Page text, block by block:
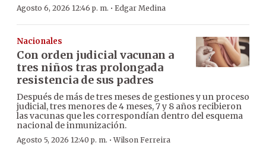
Agosto 6, 2026 12:46 p. m. · Edgar Medina
Nacionales
Con orden judicial vacunan a
tres niños tras prolongada
resistencia de sus padres
Después de más de tres meses de gestiones y un proceso
judicial, tres menores de 4 meses, 7 y 8 años recibieron
las vacunas que les correspondían dentro del esquema
nacional de inmunización.
Agosto 5, 2026 12:40 p. m. ·Wilson Ferreira